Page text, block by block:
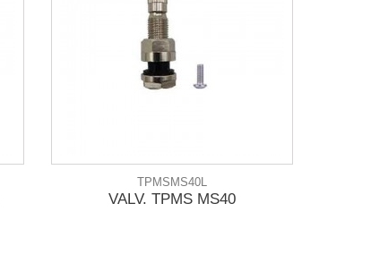
TPMSMS40L
VALV. TPMS MS40